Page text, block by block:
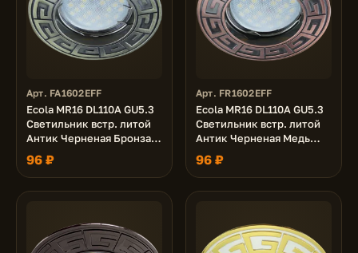
Арт. FA1602EFF
Ecola MR16 DL110A GU5.3
Светильник встр. литой
Антик Черненая Бронза
24x86 (кd74)
96 ₽
Арт. FR1602EFF
Ecola MR16 DL110A GU5.3
Светильник встр. литой
Антик Черненая Медь
24x86 (кd74)
96 ₽